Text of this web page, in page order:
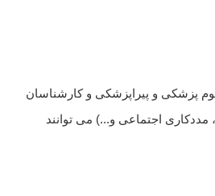
پزشکی و پیراپزشکی و کارشناسان
مددکاری اجتماعی و...) می توانند